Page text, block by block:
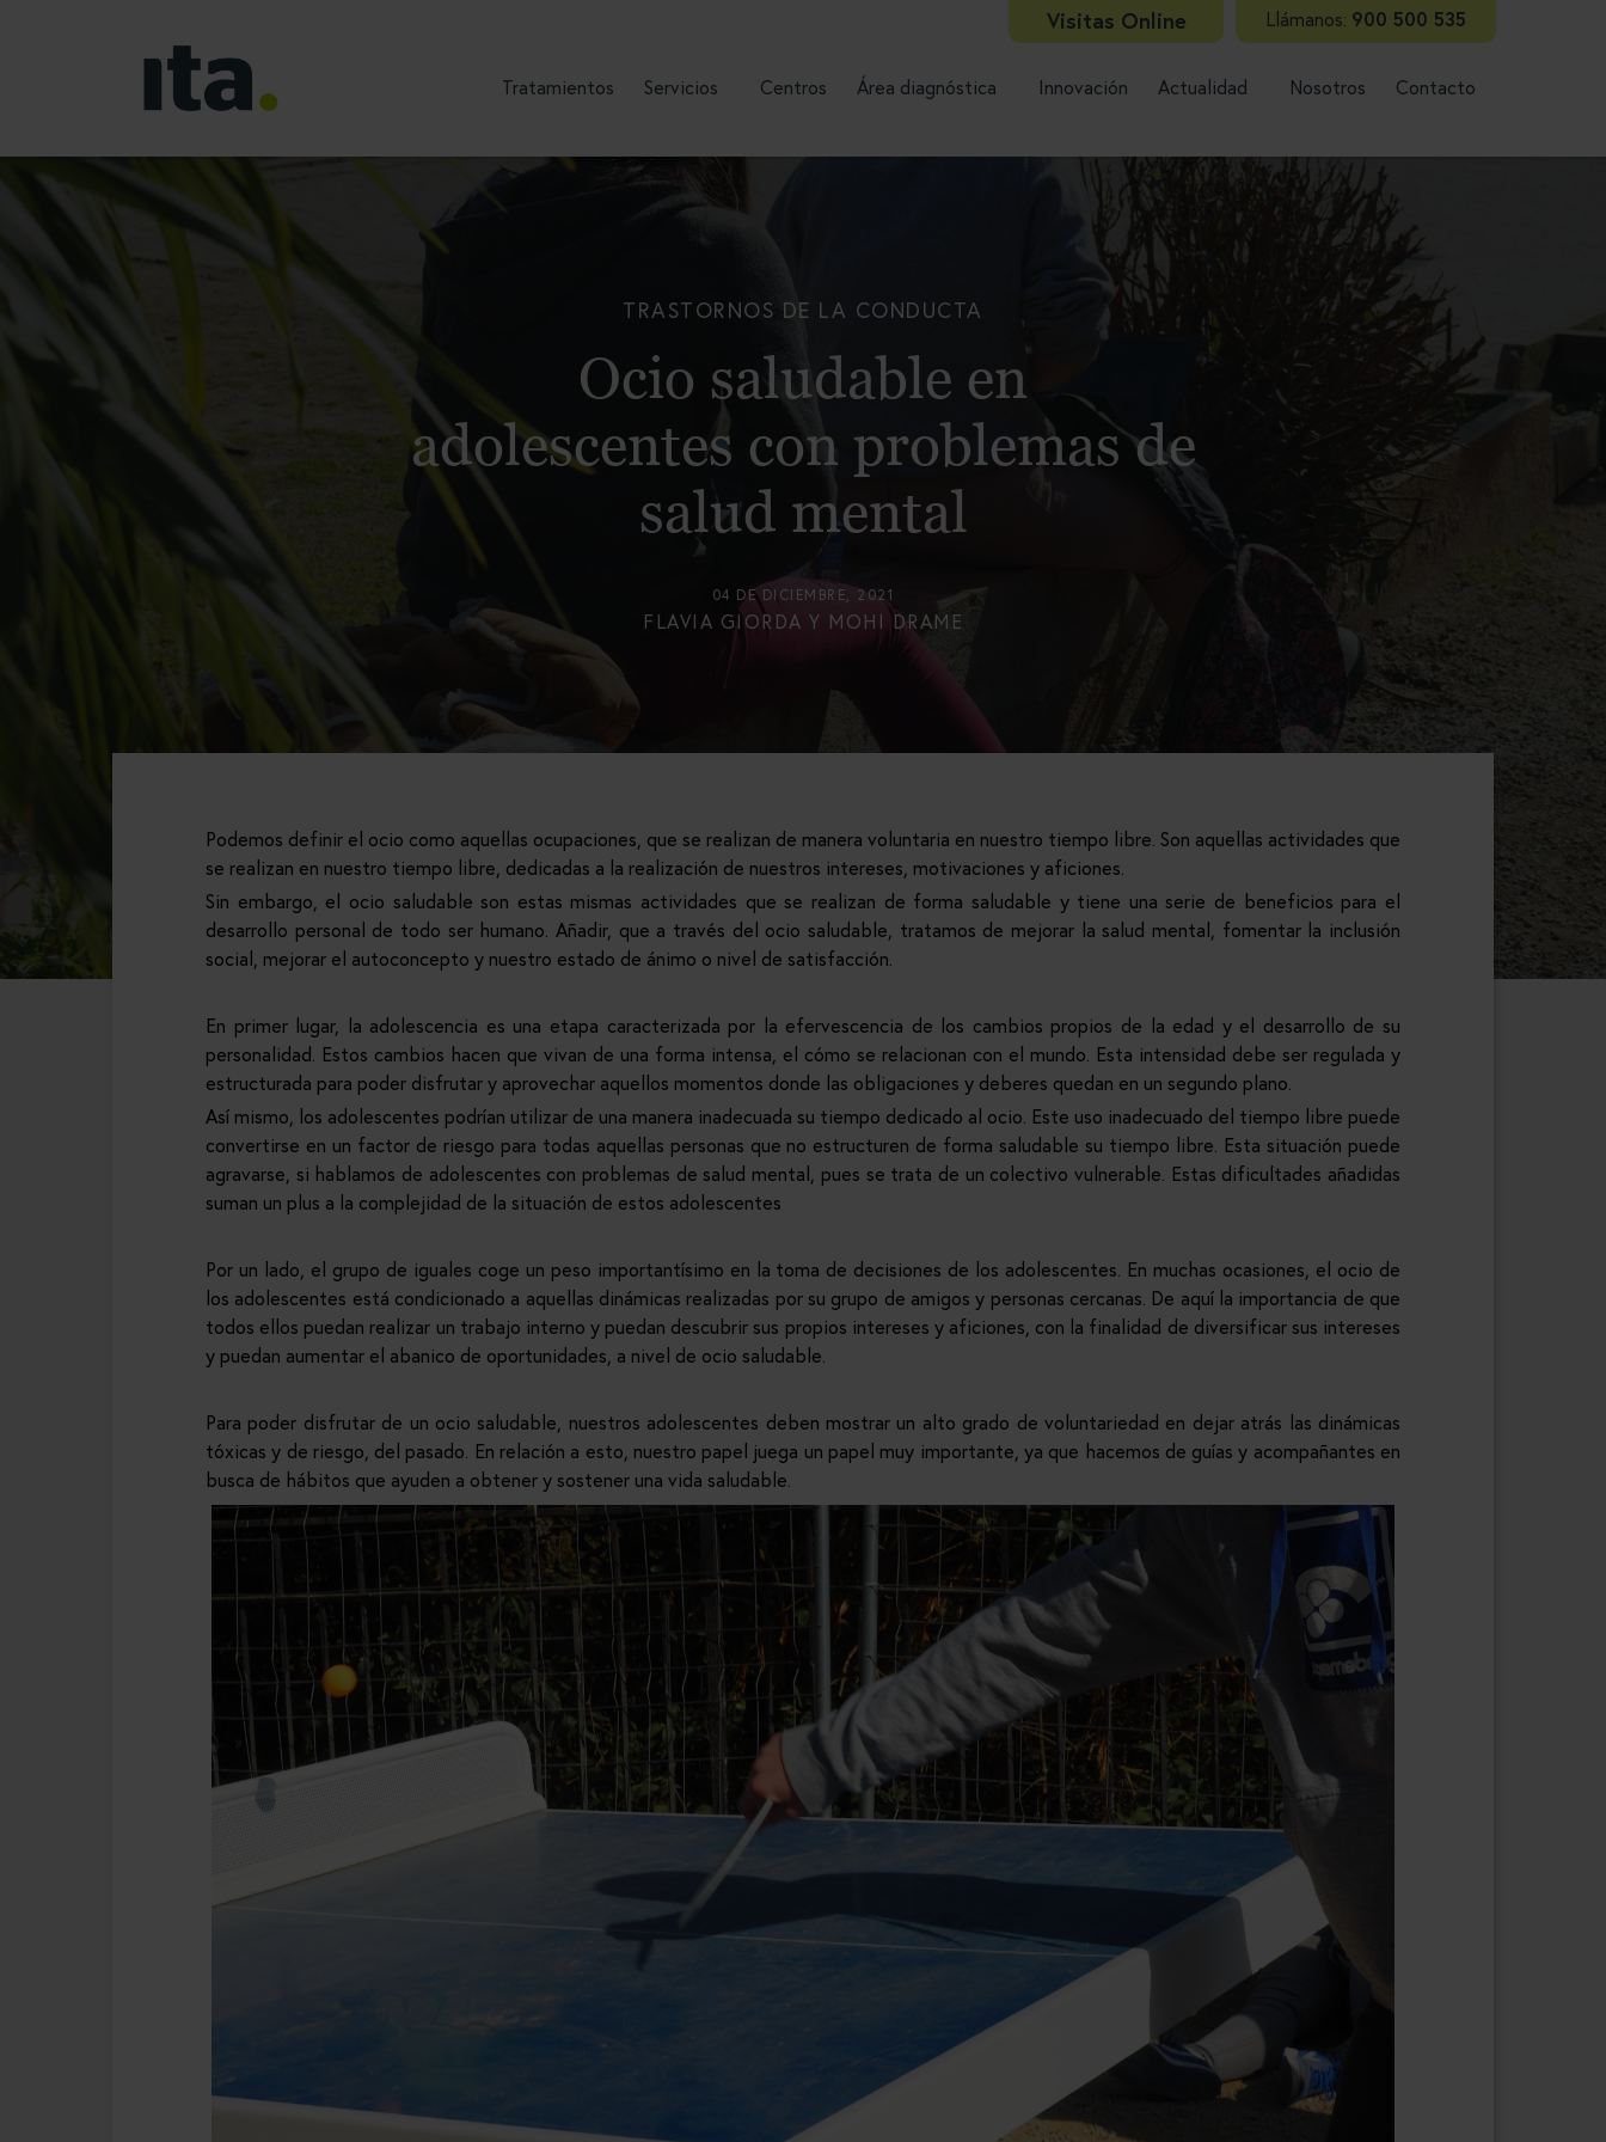
Visitas Online Llámanos: 900 500 535
Tratamientos Servicios Centros Área diagnóstica Innovación Actualidad Nosotros Contacto
TRASTORNOS DE LA CONDUCTA
Ocio saludable en
adolescentes con problemas de
salud mental
04 DE DICIEMBRE, 2021
FLAVIA GIORDA Y MOHI DRAME
Podemos definir el ocio como aquellas ocupaciones, que se realizan de manera voluntaria en nuestro tiempo libre. Son aquellas actividades que
se realizan en nuestro tiempo libre, dedicadas a la realización de nuestros intereses, motivaciones y aficiones.
Sin embargo, el ocio saludable son estas mismas actividades que se realizan de forma saludable y tiene una serie de beneficios para el
desarrollo personal de todo ser humano. Añadir, que a través del ocio saludable, tratamos de mejorar la salud mental, fomentar la inclusión
social, mejorar el autoconcepto y nuestro estado de ánimo o nivel de satisfacción.
En primer lugar, la adolescencia es una etapa caracterizada por la efervescencia de los cambios propios de la edad y el desarrollo de su
personalidad. Estos cambios hacen que vivan de una forma intensa, el cómo se relacionan con el mundo. Esta intensidad debe ser regulada y
estructurada para poder disfrutar y aprovechar aquellos momentos donde las obligaciones y deberes quedan en un segundo plano.
Así mismo, los adolescentes podrían utilizar de una manera inadecuada su tiempo dedicado al ocio. Este uso inadecuado del tiempo libre puede
convertirse en un factor de riesgo para todas aquellas personas que no estructuren de forma saludable su tiempo libre. Esta situación puede
agravarse, si hablamos de adolescentes con problemas de salud mental, pues se trata de un colectivo vulnerable. Estas dificultades añadidas
suman un plus a la complejidad de la situación de estos adolescentes
Por un lado, el grupo de iguales coge un peso importantísimo en la toma de decisiones de los adolescentes. En muchas ocasiones, el ocio de
los adolescentes está condicionado a aquellas dinámicas realizadas por su grupo de amigos y personas cercanas. De aquí la importancia de que
todos ellos puedan realizar un trabajo interno y puedan descubrir sus propios intereses y aficiones, con la finalidad de diversificar sus intereses
y puedan aumentar el abanico de oportunidades, a nivel de ocio saludable.
Para poder disfrutar de un ocio saludable, nuestros adolescentes deben mostrar un alto grado de voluntariedad en dejar atrás las dinámicas
tóxicas y de riesgo, del pasado. En relación a esto, nuestro papel juega un papel muy importante, ya que hacemos de guías y acompañantes en
busca de hábitos que ayuden a obtener y sostener una vida saludable.